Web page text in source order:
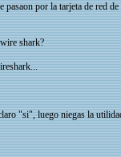
pasaon por la tarjeta de red
shark?
"si", luego niegas la